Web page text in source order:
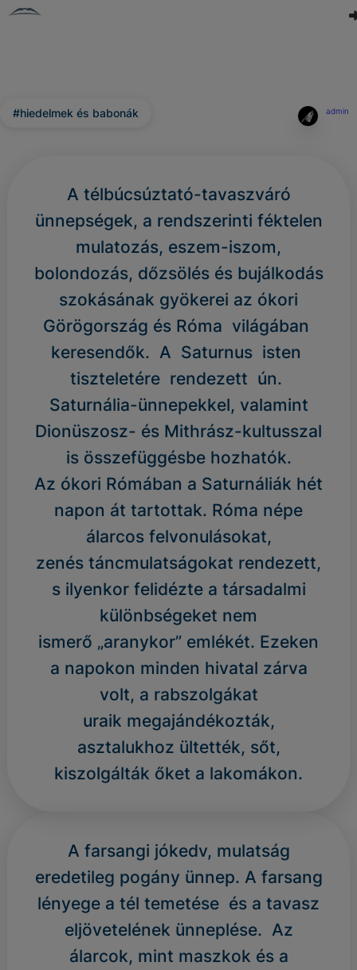
#hiedelmek és babonák admin
A télbúcsúztató-tavaszváró
ünnepségek, a rendszerinti féktelen
mulatozás, eszem-iszom,
bolondozás, dőzsölés és bujálkodás
szokásának gyökerei az ókori
Görögország és Róma világában
keresendők. A Saturnus isten
tiszteletére rendezett ún.
Saturnália-ünnepekkel, valamint
Dionüszosz- és Mithrász-kultusszal
is összefüggésbe hozhatók.
Az ókori Rómában a Saturnáliák hét
napon át tartottak. Róma népe
álarcos felvonulásokat,
zenés táncmulatságokat rendezett,
s ilyenkor felidézte a társadalmi
különbségeket nem
ismerő „aranykor” emlékét. Ezeken
a napokon minden hivatal zárva
volt, a rabszolgákat
uraik megajándékozták,
asztalukhoz ültették, sőt,
kiszolgálták őket a lakomákon.
A farsangi jókedv, mulatság
eredetileg pogány ünnep. A farsang
lényege a tél temetése és a tavasz
eljövetelének ünneplése. Az
álarcok, mint maszkok és a